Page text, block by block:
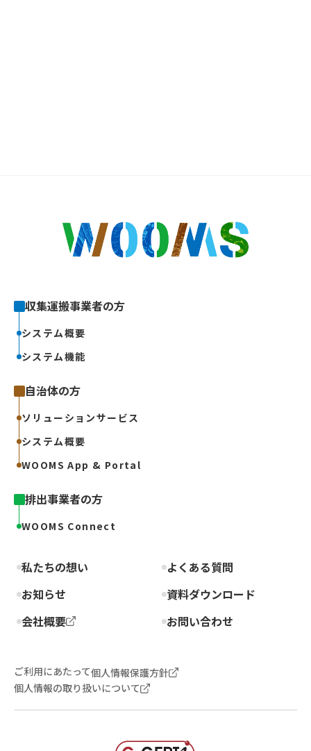
収集運搬事業者の方
システム概要
システム機能
自治体の方
ソリューションサービス
システム概要
WOOMS App & Portal
排出事業者の方
WOOMS Connect
私たちの想い
よくある質問
お知らせ
資料ダウンロード
お問い合わせ
会社概要
ご利用にあたって個人情報保護方針
個人情報の取り扱いについて